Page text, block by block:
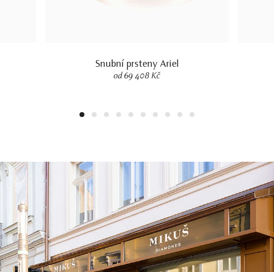
Snubní prsteny Ariel
od 69 408 Kč
1 2 3 4 5 6 7 8 9 10